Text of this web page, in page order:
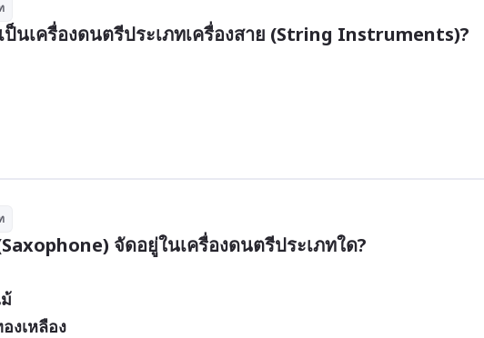
ป็นเครื่องดนตรีประเภทเครื่องสาย (String Instruments)?
จัดอยู่ในเครื่องดนตรีประเภทใด?
งเหลือง